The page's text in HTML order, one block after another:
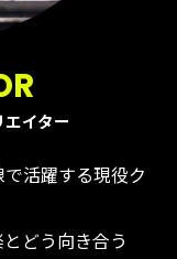
イター
活躍する現役ク
どう向き合う